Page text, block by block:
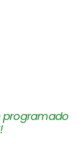
programado